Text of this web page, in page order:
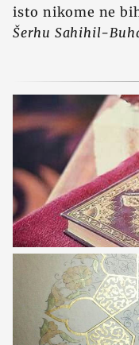
isto nikome ne
Šerhu Sahihil-